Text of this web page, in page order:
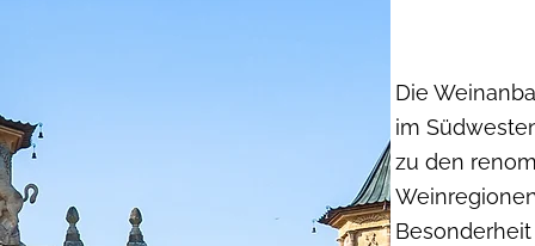
Die
im
zu den